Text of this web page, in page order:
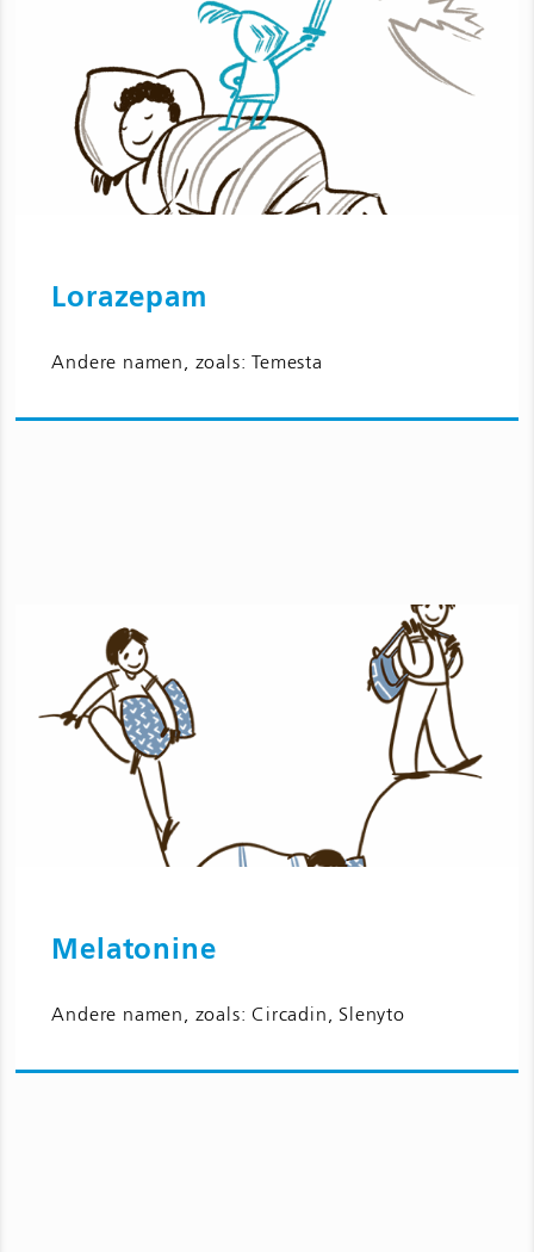
Lorazepam
Andere namen, zoals: Temesta
Ga naar Lorazepam en bijwerkingen
Melatonine
Andere namen, zoals: Circadin, Slenyto
Ga naar Melatonine en bijwerkingen